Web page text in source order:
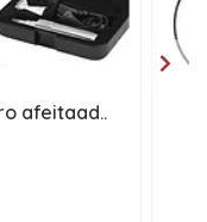
afeitaad..